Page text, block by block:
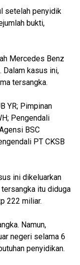
setelah penyidik
bukti,
Mercedes Benz
Dalam kasus ini,
tersangka.
YR; Pimpinan
Pengendali
BSC
PT CKSB
ini dikeluarkan
itu diduga
222 miliar.
Namun,
negeri selama 6
penyidikan.